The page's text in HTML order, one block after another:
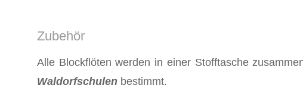
Zubehör
Alle Blockflöten werden in einer Stofftasche
Waldorfschulen bestimmt.